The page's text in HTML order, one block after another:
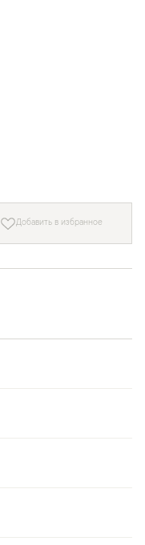
Добавить в избранное